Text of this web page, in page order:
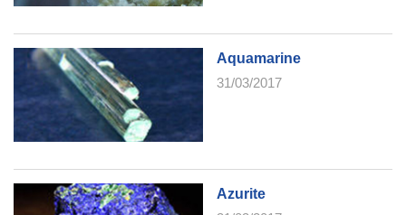
Aquamarine
31/03/2017
Azurite